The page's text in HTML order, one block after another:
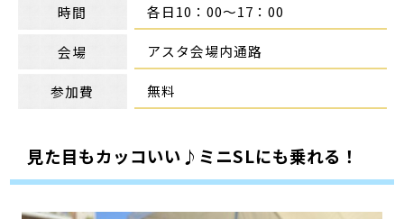
時間 各日10：00～17：00
会場 アスタ会場内通路
参加費 無料
見た目もカッコいい♪ミニSLにも乗れる！